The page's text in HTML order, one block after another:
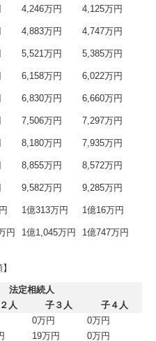
4,246万円
4,125万円
4,883万円 4,747万円
5,521万円
5,385万円
6,158万円 6,022万円
6,830万円
6,660万円
7,506万円 7,297万円
8,180万円
7,935万円
8,855万円 8,572万円
9,582万円
9,285万円
1億313万円 1億16万円
円 1億1,045万円
1億747万円
法定相続人
人 子３人
子４人
0万円
0万円
19万円 0万円